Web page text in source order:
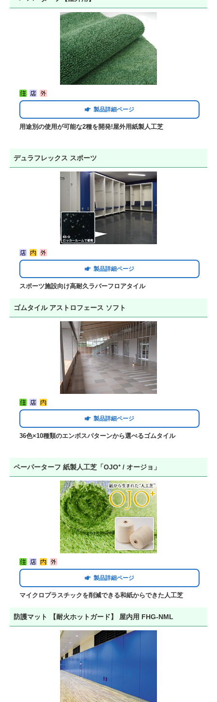
製品詳細ページ
用途別の使用が可能な2種を開発!屋外用紙製人工芝
デュラフレックス スポーツ
製品詳細ページ
スポーツ施設向け高耐久ラバーフロアタイル
ゴムタイル アストロフェース ソフト
製品詳細ページ
36色×10種類のエンボスパターンから選べるゴムタイル
ペーパーターフ 紙製人工芝「OJO⁺ / オージョ」
製品詳細ページ
マイクロプラスチックを削減できる和紙からできた人工芝​
防護マット 【耐火ホットガード】 屋内用 FHG-NML